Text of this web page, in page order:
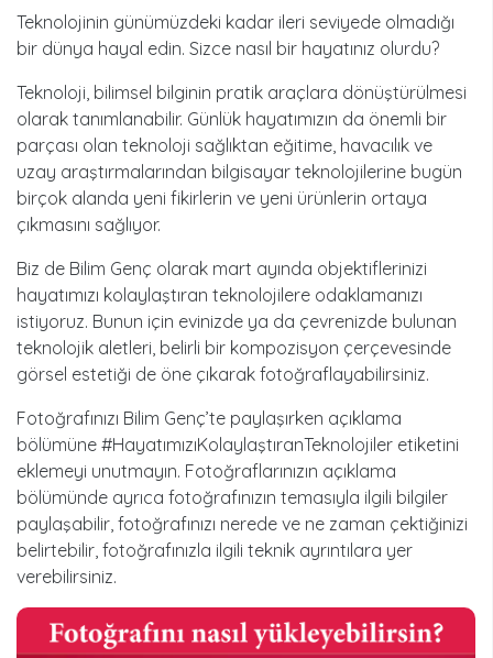
Teknolojinin günümüzdeki kadar ileri seviyede olmadığı
bir dünya hayal edin. Sizce nasıl bir hayatınız olurdu?
Teknoloji, bilimsel bilginin pratik araçlara dönüştürülmesi
olarak tanımlanabilir. Günlük hayatımızın da önemli bir
parçası olan teknoloji sağlıktan eğitime, havacılık ve
uzay araştırmalarından bilgisayar teknolojilerine bugün
birçok alanda yeni fikirlerin ve yeni ürünlerin ortaya
çıkmasını sağlıyor.
Biz de Bilim Genç olarak mart ayında objektiflerinizi
hayatımızı kolaylaştıran teknolojilere odaklamanızı
istiyoruz. Bunun için evinizde ya da çevrenizde bulunan
teknolojik aletleri, belirli bir kompozisyon çerçevesinde
görsel estetiği de öne çıkarak fotoğraflayabilirsiniz.
Fotoğrafınızı Bilim Genç’te paylaşırken açıklama
bölümüne #HayatımızıKolaylaştıranTeknolojiler etiketini
eklemeyi unutmayın. Fotoğraflarınızın açıklama
bölümünde ayrıca fotoğrafınızın temasıyla ilgili bilgiler
paylaşabilir, fotoğrafınızı nerede ve ne zaman çektiğinizi
belirtebilir, fotoğrafınızla ilgili teknik ayrıntılara yer
verebilirsiniz.